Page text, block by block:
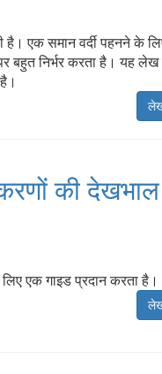
है। एक समान वर्दी पहनने के
बहुत निर्भर करता है। यह
की देखभाल
एक गाइड प्रदान करता है।